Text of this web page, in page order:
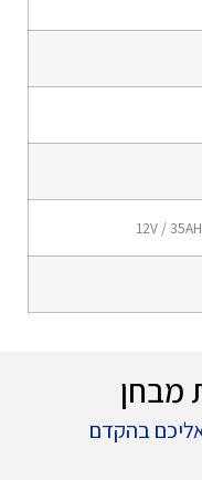
מבחן
בהקדם